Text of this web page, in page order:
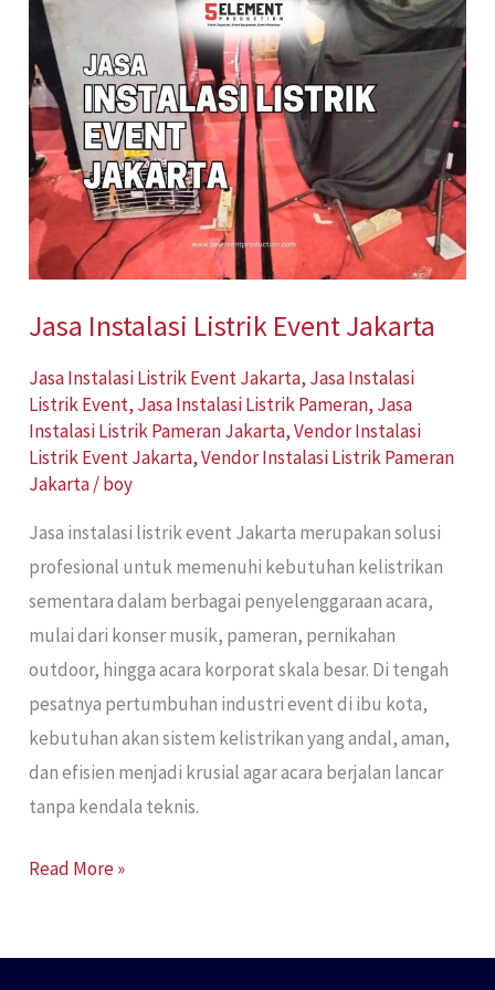
Jasa Instalasi Listrik Event Jakarta
Jasa Instalasi Listrik Event Jakarta, Jasa Instalasi
Listrik Event, Jasa Instalasi Listrik Pameran, Jasa
Instalasi Listrik Pameran Jakarta,Vendor Instalasi
Listrik Event Jakarta,Vendor Instalasi Listrik Pameran
Jakarta/boy
Jasa instalasi listrik event Jakarta merupakan solusi
profesional untuk memenuhi kebutuhan kelistrikan
sementara dalam berbagai penyelenggaraan acara,
mulai dari konser musik, pameran, pernikahan
outdoor, hingga acara korporat skala besar. Di tengah
pesatnya pertumbuhan industri event di ibu kota,
kebutuhan akan sistem kelistrikan yang andal, aman,
dan efisien menjadi krusial agar acara berjalan lancar
tanpa kendala teknis.
Instalasi
Listrik
Event
Jakarta
Read More »